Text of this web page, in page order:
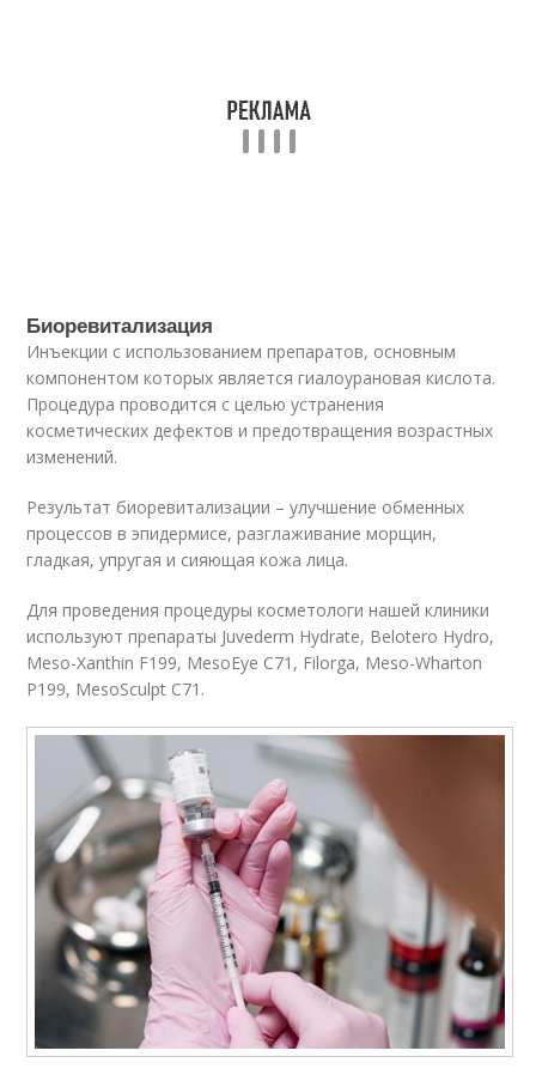
Биоревитализация
Инъекции с использованием препаратов, основным
компонентом которых является гиалоурановая кислота.
Процедура проводится с целью устранения
косметических дефектов и предотвращения возрастных
изменений.
Результат биоревитализации – улучшение обменных
процессов в эпидермисе, разглаживание морщин,
гладкая, упругая и сияющая кожа лица.
Для проведения процедуры косметологи нашей клиники
используют препараты Juvederm Hydrate, Belotero Hydro,
Meso-Xanthin F199, MesoEye C71, Filorga, Meso-Wharton
P199, MesoSculpt C71.